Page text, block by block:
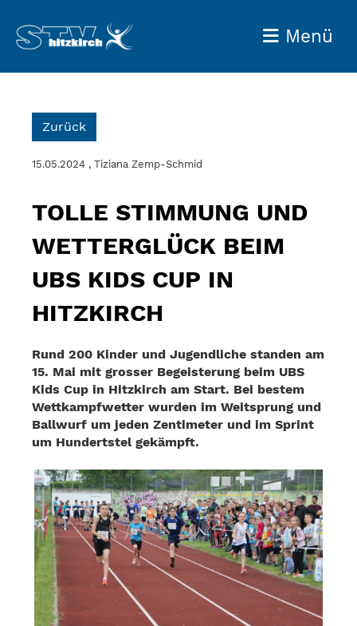
Menü
Zurück
15.05.2024 , Tiziana Zemp-Schmid
TOLLE STIMMUNG UND
WETTERGLÜCK BEIM
UBS KIDS CUP IN
HITZKIRCH
Rund 200 Kinder und Jugendliche standen am
15. Mai mit grosser Begeisterung beim UBS
Kids Cup in Hitzkirch am Start. Bei bestem
Wettkampfwetter wurden im Weitsprung und
Ballwurf um jeden Zentimeter und im Sprint
um Hundertstel gekämpft.